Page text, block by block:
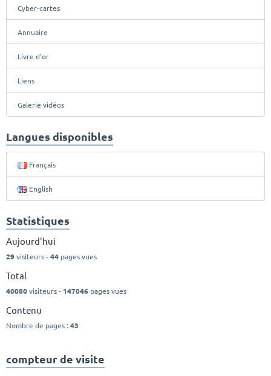
Cyber-cartes
Annuaire
Livre d'or
Liens
Galerie vidéos
Langues disponibles
Français
English
Statistiques
Aujourd'hui
29visiteurs -44 pages vues
Total
40080visiteurs - 147046 pages vues
Contenu
Nombre de pages : 43
compteur de visite